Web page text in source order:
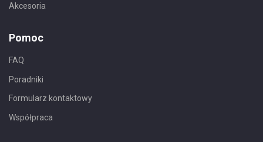
Akcesoria
Pomoc
FAQ
Poradniki
Formularz kontaktowy
Współpraca